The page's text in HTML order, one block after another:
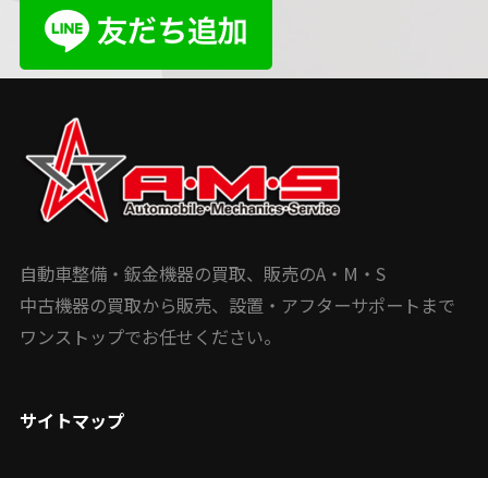
自動車整備・鈑金機器の買取、販売のA・M・S
中古機器の買取から販売、設置・アフターサポートまで
ワンストップでお任せください。
サイトマップ